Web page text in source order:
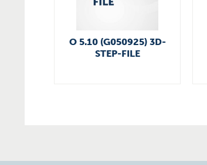
O 5.10 (G050925) 3D-
STEP-FILE